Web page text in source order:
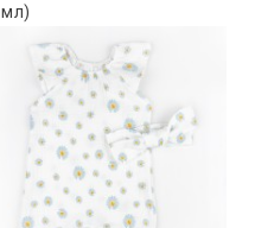
мл)
255.20₴